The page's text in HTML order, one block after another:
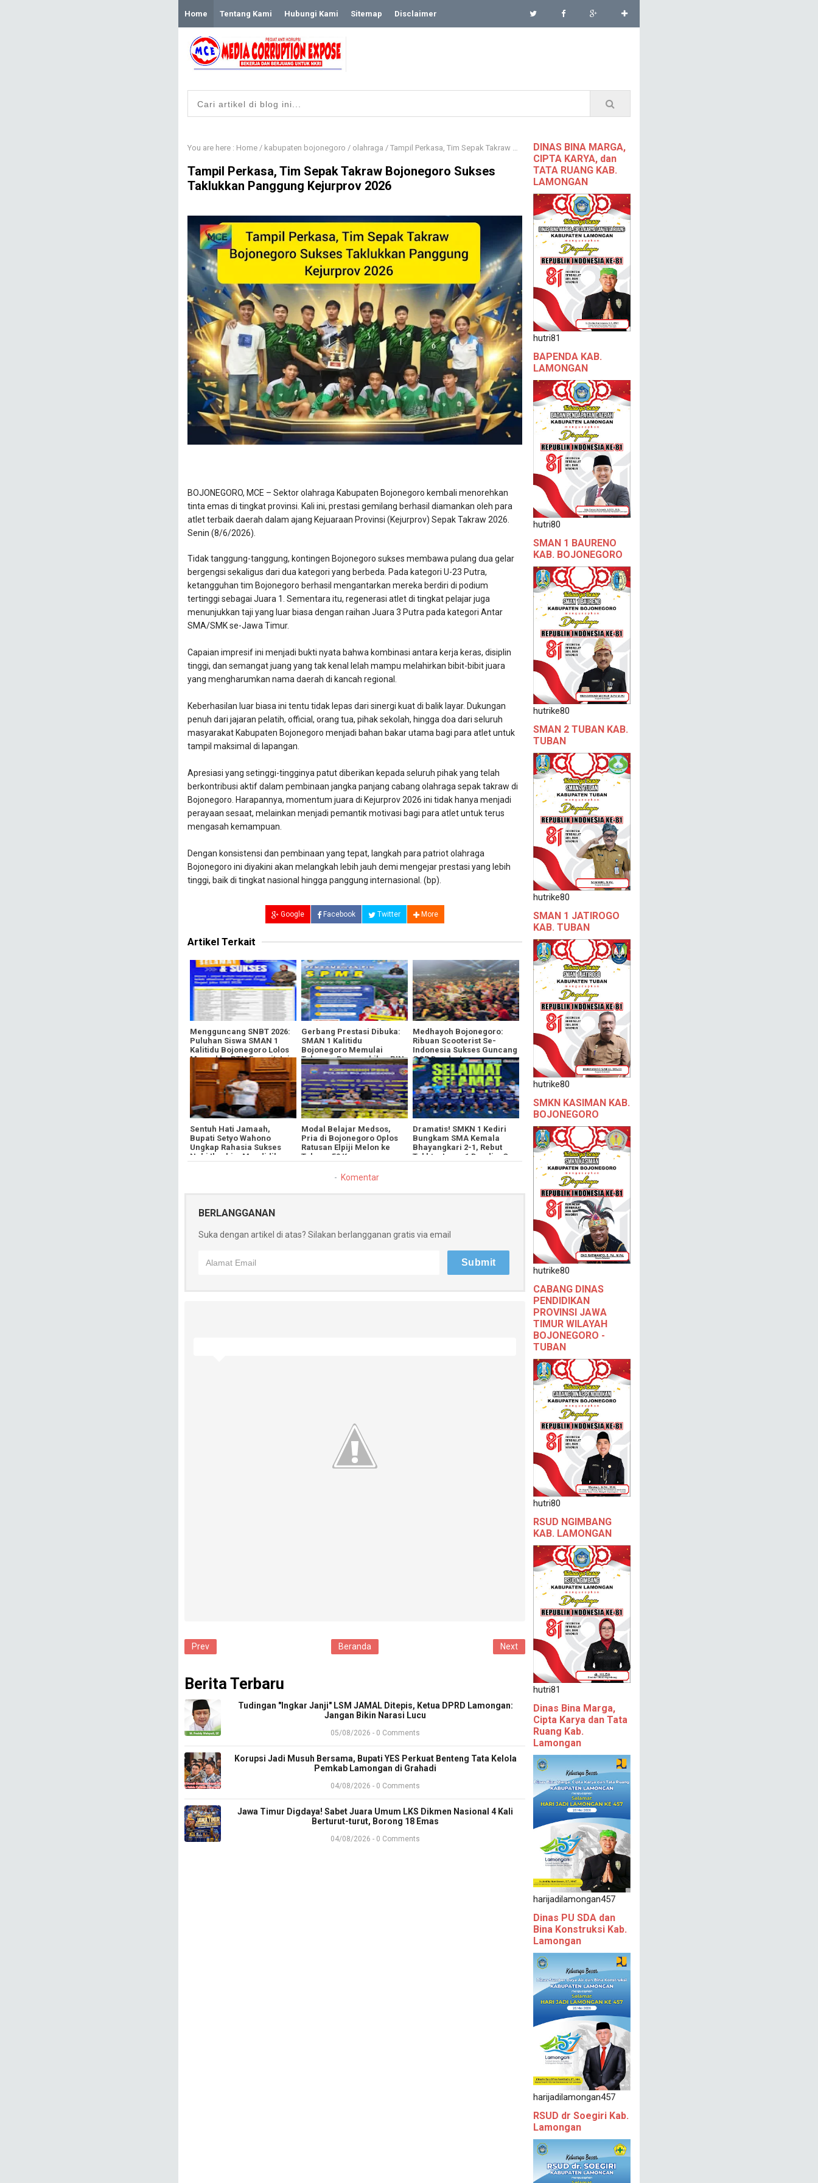
Home Tentang Kami Hubungi Kami Sitemap Disclaimer
You are here : Home / kabupaten bojonegoro / olahraga / ​Tampil Perkasa, Tim Sepak Takraw Bojonegoro Sukses Taklukkan Panggung Kejurprov 2026
​Tampil Perkasa, Tim Sepak Takraw Bojonegoro Sukses
Taklukkan Panggung Kejurprov 2026
​BOJONEGORO, MCE – Sektor olahraga Kabupaten Bojonegoro kembali menorehkan
tinta emas di tingkat provinsi. Kali ini, prestasi gemilang berhasil diamankan oleh para
atlet terbaik daerah dalam ajang Kejuaraan Provinsi (Kejurprov) Sepak Takraw 2026.
Senin (8/6/2026).
​Tidak tanggung-tanggung, kontingen Bojonegoro sukses membawa pulang dua gelar
bergengsi sekaligus dari dua kategori yang berbeda. Pada kategori U-23 Putra,
ketangguhan tim Bojonegoro berhasil mengantarkan mereka berdiri di podium
tertinggi sebagai Juara 1. Sementara itu, regenerasi atlet di tingkat pelajar juga
menunjukkan taji yang luar biasa dengan raihan Juara 3 Putra pada kategori Antar
SMA/SMK se-Jawa Timur.
​Capaian impresif ini menjadi bukti nyata bahwa kombinasi antara kerja keras, disiplin
tinggi, dan semangat juang yang tak kenal lelah mampu melahirkan bibit-bibit juara
yang mengharumkan nama daerah di kancah regional.
​Keberhasilan luar biasa ini tentu tidak lepas dari sinergi kuat di balik layar. Dukungan
penuh dari jajaran pelatih, official, orang tua, pihak sekolah, hingga doa dari seluruh
masyarakat Kabupaten Bojonegoro menjadi bahan bakar utama bagi para atlet untuk
tampil maksimal di lapangan.
​Apresiasi yang setinggi-tingginya patut diberikan kepada seluruh pihak yang telah
berkontribusi aktif dalam pembinaan jangka panjang cabang olahraga sepak takraw di
Bojonegoro. Harapannya, momentum juara di Kejurprov 2026 ini tidak hanya menjadi
perayaan sesaat, melainkan menjadi pemantik motivasi bagi para atlet untuk terus
mengasah kemampuan.
​Dengan konsistensi dan pembinaan yang tepat, langkah para patriot olahraga
Bojonegoro ini diyakini akan melangkah lebih jauh demi mengejar prestasi yang lebih
tinggi, baik di tingkat nasional hingga panggung internasional. (bp).
Google Facebook Twitter More
Artikel Terkait
​Mengguncang SNBT 2026:
Puluhan Siswa SMAN 1
Kalitidu Bojonegoro Lolos
Massal ke PTN Favorit, Ini
Rahasianya
​Gerbang Prestasi Dibuka:
SMAN 1 Kalitidu
Bojonegoro Memulai
Tahapan Pengambilan PIN
SPMB 2026/2027
Medhayoh Bojonegoro:
Ribuan Scooterist Se-
Indonesia Sukses Guncang
GOR Dander!
​Sentuh Hati Jamaah,
Bupati Setyo Wahono
Ungkap Rahasia Sukses
Nabi Ibrahim Mendidik
​Modal Belajar Medsos,
Pria di Bojonegoro Oplos
Ratusan Elpiji Melon ke
Tabung 50 Kg
​Dramatis! SMKN 1 Kediri
Bungkam SMA Kemala
Bhayangkari 2-1, Rebut
Takhta Juara 1 Dandim Cup
Komentar
BERLANGGANAN
Suka dengan artikel di atas? Silakan berlangganan gratis via email
Prev Next
Beranda
Berita Terbaru
​Tudingan "Ingkar Janji" LSM JAMAL Ditepis, Ketua DPRD Lamongan:
Jangan Bikin Narasi Lucu
05/08/2026 - 0 Comments
Korupsi Jadi Musuh Bersama, Bupati YES Perkuat Benteng Tata Kelola
Pemkab Lamongan di Grahadi
04/08/2026 - 0 Comments
​Jawa Timur Digdaya! Sabet Juara Umum LKS Dikmen Nasional 4 Kali
Berturut-turut, Borong 18 Emas
04/08/2026 - 0 Comments
DINAS BINA MARGA,
CIPTA KARYA, dan
TATA RUANG KAB.
LAMONGAN
hutri81
BAPENDA KAB.
LAMONGAN
hutri80
SMAN 1 BAURENO
KAB. BOJONEGORO
hutrike80
SMAN 2 TUBAN KAB.
TUBAN
hutrike80
SMAN 1 JATIROGO
KAB. TUBAN
hutrike80
SMKN KASIMAN KAB.
BOJONEGORO
hutrike80
CABANG DINAS
PENDIDIKAN
PROVINSI JAWA
TIMUR WILAYAH
BOJONEGORO -
TUBAN
hutri80
RSUD NGIMBANG
KAB. LAMONGAN
hutri81
Dinas Bina Marga,
Cipta Karya dan Tata
Ruang Kab.
Lamongan
harijadilamongan457
Dinas PU SDA dan
Bina Konstruksi Kab.
Lamongan
harijadilamongan457
RSUD dr Soegiri Kab.
Lamongan